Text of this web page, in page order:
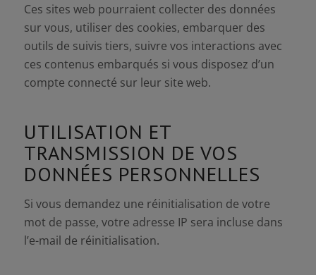
Ces sites web pourraient collecter des données
sur vous, utiliser des cookies, embarquer des
outils de suivis tiers, suivre vos interactions avec
ces contenus embarqués si vous disposez d’un
compte connecté sur leur site web.
UTILISATION ET
TRANSMISSION DE VOS
DONNÉES PERSONNELLES
Si vous demandez une réinitialisation de votre
mot de passe, votre adresse IP sera incluse dans
l’e-mail de réinitialisation.